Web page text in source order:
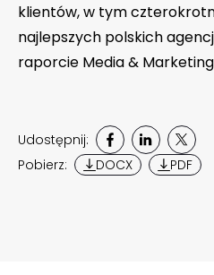
klientów, w tym
najlepszych polskich
raporcie Media &
Udostępnij:
Pobierz:
DOCX PDF